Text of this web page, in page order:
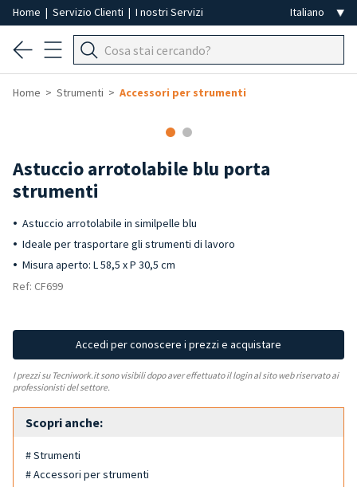
Home | Servizio Clienti | I nostri Servizi
Home Strumenti Accessori per strumenti
Astuccio arrotolabile blu porta
strumenti
Astuccio arrotolabile in similpelle blu
Ideale per trasportare gli strumenti di lavoro
Misura aperto: L 58,5 x P 30,5 cm
Ref: CF699
Accedi per conoscere i prezzi e acquistare
I prezzi su Tecniwork.it sono visibili dopo aver effettuato il login al sito web riservato ai
professionisti del settore.
Scopri anche:
# Strumenti
# Accessori per strumenti